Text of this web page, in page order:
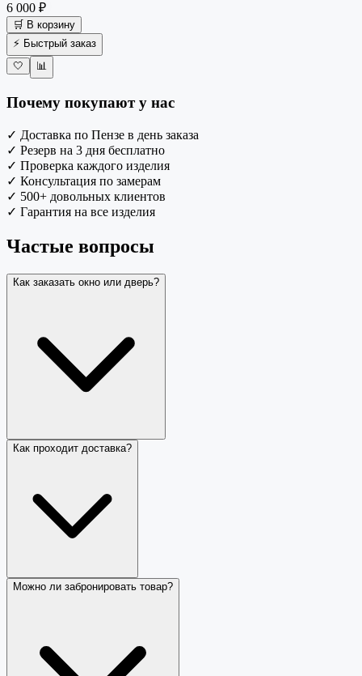
6 000 ₽
🛒 В корзину
⚡ Быстрый заказ
🤍
📊
Почему покупают у нас
✓ Доставка по Пензе в день заказа
✓ Резерв на 3 дня бесплатно
✓ Проверка каждого изделия
✓ Консультация по замерам
✓ 500+ довольных клиентов
✓ Гарантия на все изделия
Частые вопросы
Как заказать окно или дверь?
Как проходит доставка?
Можно ли забронировать товар?